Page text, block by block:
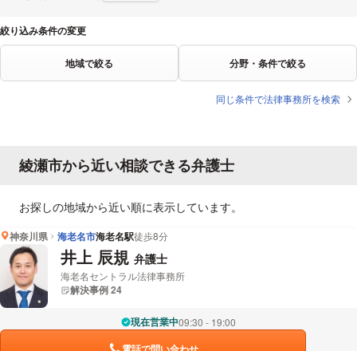
絞り込み条件の変更
地域で絞る 分野・条件で絞る
同じ条件で法律事務所を検索
綾瀬市から近い相談できる弁護士
お探しの地域から近い順に表示しています。
神奈川県 海老名市海老名駅徒歩8分
井上 辰規 弁護士
海老名セントラル法律事務所
解決事例 24
現在営業中09:30 - 19:00